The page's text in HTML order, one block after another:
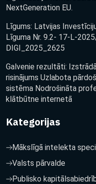
NextGeneration EU.
Līgums: Latvijas
Līguma Nr. 9.2- 17-L-
DIGI_2025_2625
Galvenie rezultāti:
risinājums Uzlabota
sistēma Nodrošināta
klātbūtne internetā
Kategorijas
Mākslīgā intelekta
Valsts pārvalde
Publisko